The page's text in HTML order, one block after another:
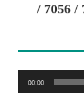
الدرس 3 ج 2 : حديث رقم 7055 / 7056 /
00:00